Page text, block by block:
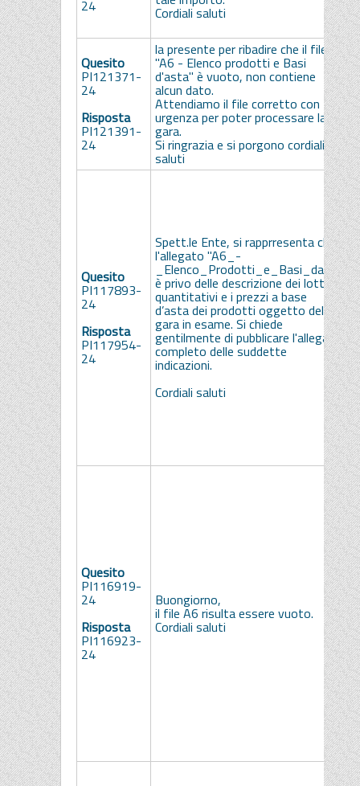
24 Cordiali saluti
Quesito
PI121371-
24
Risposta
PI121391-
24
la presente per ribadire che il file
"A6 - Elenco prodotti e Basi
d'asta" è vuoto, non contiene
alcun dato.
Attendiamo il file corretto con
urgenza per poter processare la
gara.
Si ringrazia e si porgono cordiali
saluti
Quesito
PI117893-
24
Risposta
PI117954-
24
Spett.le Ente, si rapprresenta che
l'allegato "A6_-
_Elenco_Prodotti_e_Basi_dasta"
è privo delle descrizione dei lotti, i
quantitativi e i prezzi a base
d’asta dei prodotti oggetto della
gara in esame. Si chiede
gentilmente di pubblicare l'allegato
completo delle suddette
indicazioni.
Cordiali saluti
Quesito
PI116919-
24
Risposta
PI116923-
24
Buongiorno,
il file A6 risulta essere vuoto.
Cordiali saluti